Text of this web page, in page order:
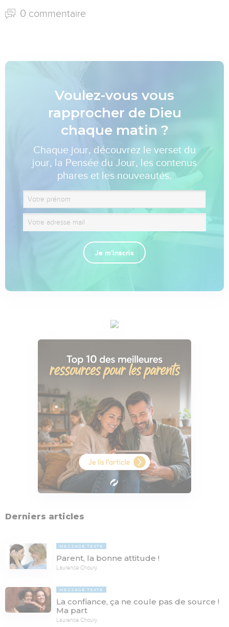
0 commentaire
Voulez-vous vous
rapprocher de Dieu
chaque matin ?
Chaque jour, découvrez le verset du
jour, la Pensée du Jour, les contenus
phares et les nouveautés.
Je m'inscris
Derniers articles
MESSAGE TEXTE
Parent, la bonne attitude !
Laurence Choury
MESSAGE TEXTE
La confiance, ça ne coule pas de source !
Ma part
Laurence Choury